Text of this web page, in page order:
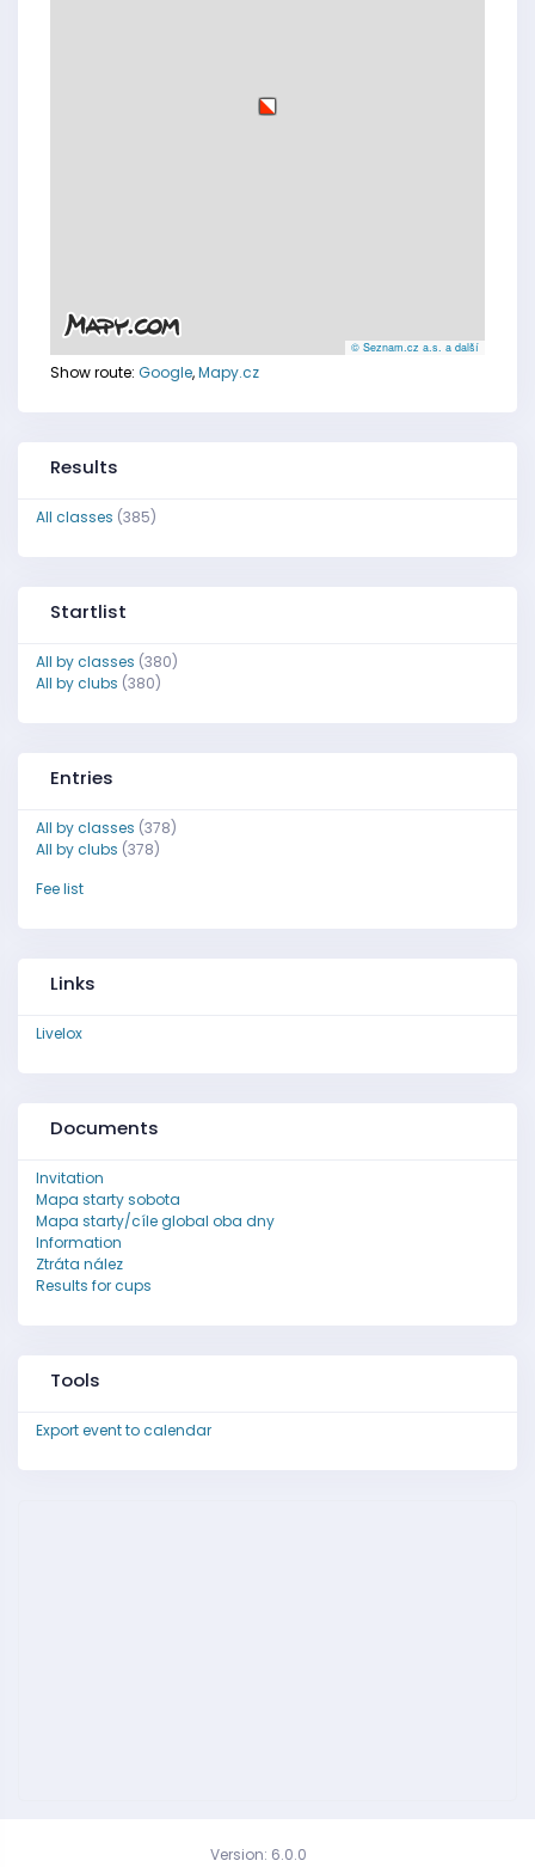
© Seznam.cz a.s. a další
Show route: Google,Mapy.cz
Results
All classes (385)
Startlist
All by classes (380)
All by clubs (380)
Entries
All by classes (378)
All by clubs (378)
Fee list
Links
Livelox
Documents
Invitation
Mapa starty sobota
Mapa starty/cíle global oba dny
Information
Ztráta nález
Results for cups
Tools
Export event to calendar
Version: 6.0.0